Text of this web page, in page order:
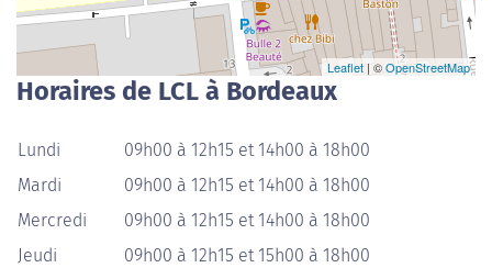
Leaflet | ©OpenStreetMap
Horaires de LCL à Bordeaux
Lundi
09h00 à 12h15 et 14h00 à 18h00
Mardi
09h00 à 12h15 et 14h00 à 18h00
Mercredi
09h00 à 12h15 et 14h00 à 18h00
Jeudi
09h00 à 12h15 et 15h00 à 18h00